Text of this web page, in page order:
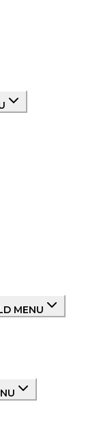
MENU